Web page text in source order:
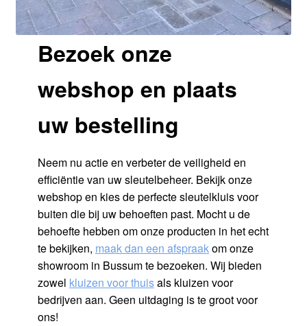
Bezoek onze
webshop en plaats
uw bestelling
Neem nu actie en verbeter de veiligheid en
efficiëntie van uw sleutelbeheer. Bekijk onze
webshop en kies de perfecte sleutelkluis voor
buiten die bij uw behoeften past. Mocht u de
behoefte hebben om onze producten in het echt
te bekijken, maak dan een afspraakom onze
showroom in Bussum te bezoeken. Wij bieden
zowel kluizen voor thuisals kluizen voor
bedrijven aan. Geen uitdaging is te groot voor
ons!